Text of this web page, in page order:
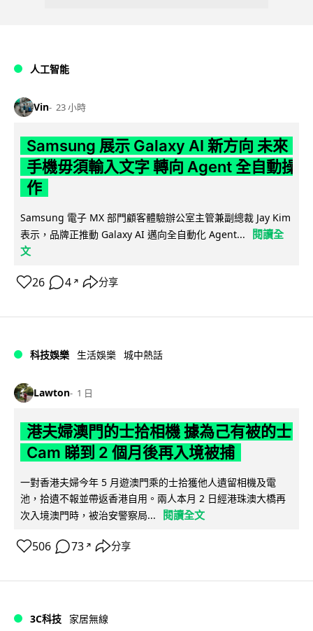
人工智能
Vin 23 小時
Samsung 展示 Galaxy AI 新方向 未來
手機毋須輸入文字 轉向 Agent 全自動操
作
Samsung 電子 MX 部門顧客體驗辦公室主管兼副總裁 Jay Kim
表示，品牌正推動 Galaxy AI 邁向全自動化 Agent...
閱讀全
文
26 4 ↗ 分享
科技娛樂 生活娛樂 城中熱話
Lawton 1 日
港夫婦澳門的士拾相機 據為己有被的士
Cam 睇到 2 個月後再入境被捕
一對香港夫婦今年 5 月遊澳門乘的士拾獲他人遺留相機及電
池，拾遺不報並帶返香港自用。兩人本月 2 日經港珠澳大橋再
次入境澳門時，被治安警察局...
閱讀全文
506 73 ↗ 分享
3C科技 家居無線